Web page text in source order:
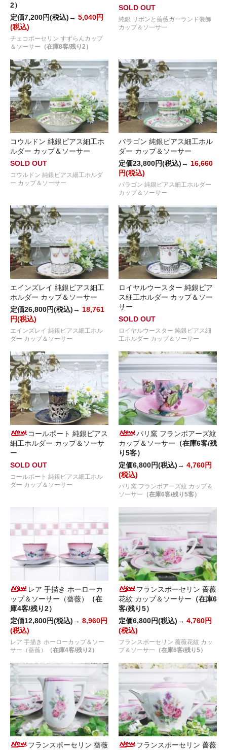
2）
定価7,200円(税込)→ 5,040円
(税込)
チェコポーセリン すずらんカップ
＆ソーサー （在庫8客/残り2）
SOLD OUT
純銀 リボンと薔薇ガーランド装飾
カップ＆ソーサー
コウルドン 純銀ピアス細工ホ
ルダー カップ＆ソーサー
SOLD OUT
コウルドン 純銀ピアス細工ホルダ
ー カップ＆ソーサー
パラゴン 純銀ピアス細工ホル
ダー カップ＆ソーサー
定価23,800円(税込)→ 16,660
円(税込)
パラゴン 純銀ピアス細工ホルダー
カップ＆ソーサー
エインズレイ 純銀ピアス細工
ホルダー カップ＆ソーサー
定価26,800円(税込)→ 18,761
円(税込)
エインズレイ 純銀ピアス細工ホル
ダー カップ＆ソーサー
ロイヤルウースター 純銀ピア
ス細工ホルダー カップ＆ソー
サー
SOLD OUT
ロイヤルウースター 純銀ピアス細
工ホルダー カップ＆ソーサー
コールポート 純銀ピアス
細工ホルダー カップ＆ソーサ
ー
SOLD OUT
コールポート 純銀ピアス細工ホル
ダー カップ＆ソーサー
パリ窯 フランボアーズ紋
カップ＆ソーサー （在庫6客/残
り5客）
定価6,800円(税込)→ 4,760円
(税込)
パリ窯 フランボアーズ紋 カップ＆
ソーサー （在庫6客/残り5客）
レア 手描き ホーローカ
ップ＆ソーサー（薔薇）
（在
庫4客/残り2）
定価12,800円(税込)→ 8,960円
(税込)
レア 手描き ホーローカップ＆ソー
サー（薔薇）
（在庫4客/残り2）
フランスポーセリン 薔薇
花紋 カップ＆ソーサー （在庫6
客/残り5）
定価6,800円(税込)→ 4,760円
(税込)
フランスポーセリン 薔薇花紋 カッ
プ＆ソーサー （在庫6客/残り5）
フランスポーセリン 薔薇
フランスポーセリン 薔薇